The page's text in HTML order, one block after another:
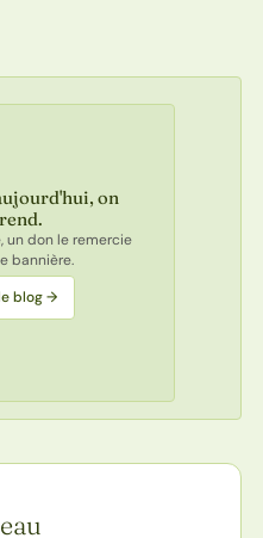
on
un don le remercie
bannière.
blog →